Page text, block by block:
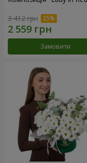
3 412 грн
Замовити